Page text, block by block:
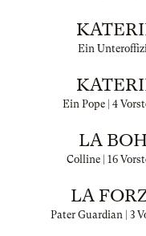
Ein
Ein Pope | 4
LA
Colline | 16
LA
Pater Guardian | 3